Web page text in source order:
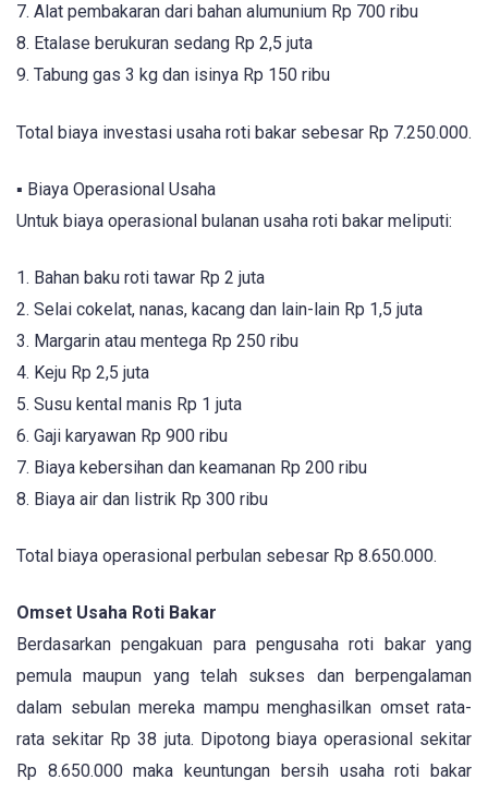
7. Alat pembakaran dari bahan alumunium Rp 700 ribu
8. Etalase berukuran sedang Rp 2,5 juta
9. Tabung gas 3 kg dan isinya Rp 150 ribu
Total biaya investasi usaha roti bakar sebesar Rp 7.250.000.
▪ Biaya Operasional Usaha
Untuk biaya operasional bulanan usaha roti bakar meliputi:
1. Bahan baku roti tawar Rp 2 juta
2. Selai cokelat, nanas, kacang dan lain-lain Rp 1,5 juta
3. Margarin atau mentega Rp 250 ribu
4. Keju Rp 2,5 juta
5. Susu kental manis Rp 1 juta
6. Gaji karyawan Rp 900 ribu
7. Biaya kebersihan dan keamanan Rp 200 ribu
8. Biaya air dan listrik Rp 300 ribu
Total biaya operasional perbulan sebesar Rp 8.650.000.
Omset Usaha Roti Bakar
Berdasarkan pengakuan para pengusaha roti bakar yang
pemula maupun yang telah sukses dan berpengalaman
dalam sebulan mereka mampu menghasilkan omset rata-
rata sekitar Rp 38 juta. Dipotong biaya operasional sekitar
Rp 8.650.000 maka keuntungan bersih usaha roti bakar